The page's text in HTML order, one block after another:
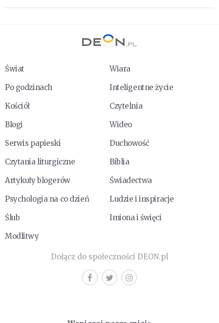
Świat
Wiara
Po godzinach
Inteligentne życie
Kościół
Czytelnia
Blogi
Wideo
Serwis papieski
Duchowość
Czytania liturgiczne
Biblia
Artykuły blogerów
Świadectwa
Psychologia na co dzień
Ludzie i inspiracje
Ślub
Imiona i święci
Modlitwy
Dołącz do społeczności DEON.pl